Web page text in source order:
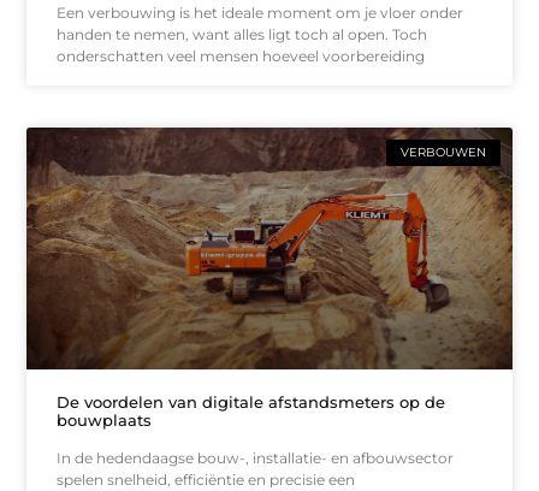
Een verbouwing is het ideale moment om je vloer onder
handen te nemen, want alles ligt toch al open. Toch
onderschatten veel mensen hoeveel voorbereiding
VERBOUWEN
De voordelen van digitale afstandsmeters op de
bouwplaats
In de hedendaagse bouw-, installatie- en afbouwsector
spelen snelheid, efficiëntie en precisie een